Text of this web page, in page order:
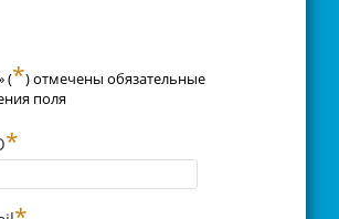
(*) отмечены обязательные
поля
*